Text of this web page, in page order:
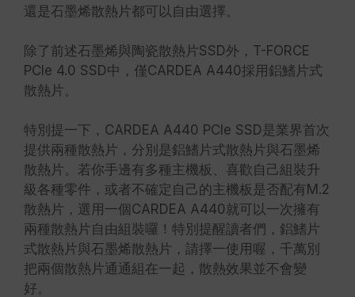
還是石墨烯散熱片都可以自由選擇。
除了前述石墨烯與陶瓷散熱片SSD外，T-FORCE
PCIe 4.0 SSD中，僅CARDEA A440採用鋁鰭片式
散熱片。
特別提一下，CARDEA A440 PCIe SSD是業界首次
提供兩種散熱片，分別是鋁鰭片式散熱片與石墨烯
散熱片。若你手邊有多種主機板、喜歡自己組裝升
級各種零件，或者不確定自己的主機板是否配有M.2
散熱片，選用一個CARDEA A440就可以一次擁有
兩種散熱片自由組裝囉！特別提醒讀者們，鋁鰭片
式散熱片與石墨烯散熱片，請擇一使用喔，千萬別
把兩個散熱片通通組在一起，散熱效果並不會變
好。